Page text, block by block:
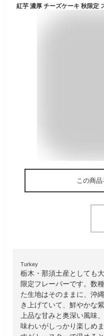
この商
Turkey
栃木・那須土産としても
限定フレーバーです。数
た生地はそのままに、沖
き上げていて、鮮やかな
上品な甘みと奥深い風味
味わいがしっかり楽しめ